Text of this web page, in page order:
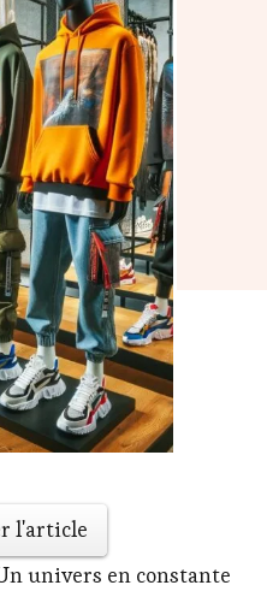
l'article
univers en constante